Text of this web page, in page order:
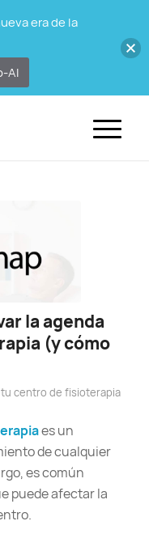
la agenda
(y cómo
centro de fisioterapia
es un
de cualquier
es común
puede afectar la
era de la
AI